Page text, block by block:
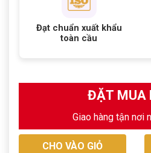
Đạt chuẩn xuất khẩu
toàn cầu
ĐẶT MUA
Giao hàng tận nơi
CHO VÀO GIỎ